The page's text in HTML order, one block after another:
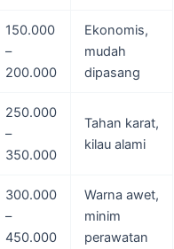
150.000
–
200.000
Ekonomis,
mudah
dipasang
250.000
–
350.000
Tahan karat,
kilau alami
300.000
–
450.000
Warna awet,
minim
perawatan